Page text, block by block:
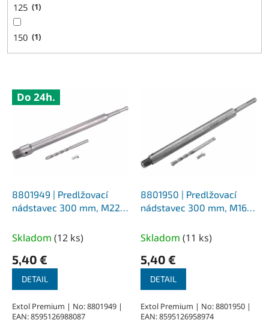
125 1
150 1
V
p
Do 24h.
8801949 | Predlžovací
nádstavec 300 mm, M22,
PLUS, s vodiacim vrtákom
Skladom (12 ks)
5,40 €
DETAIL
Extol Premium | No: 8801949 |
EAN: 8595126988087
8801950 | Predlžovací
nádstavec 300 mm, M16,
PLUS, s vodiacim vrtákom
Skladom (11 ks)
5,40 €
DETAIL
Extol Premium | No: 8801950 |
EAN: 8595126958974